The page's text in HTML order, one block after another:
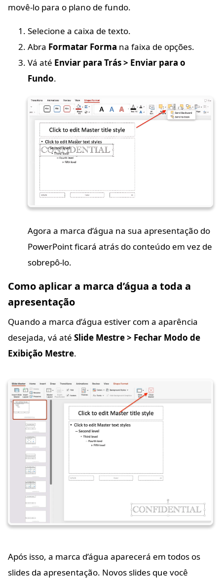
movê-lo para o plano de fundo.
Selecione a caixa de texto.
Abra Formatar Forma na faixa de opções.
Vá até Enviar para Trás > Enviar para o
Fundo.
Agora a marca d’água na sua apresentação do
PowerPoint ficará atrás do conteúdo em vez de
sobrepô-lo.
Como aplicar a marca d’água a toda a
apresentação
Quando a marca d’água estiver com a aparência
desejada, vá até Slide Mestre > Fechar Modo de
Exibição Mestre.
Após isso, a marca d’água aparecerá em todos os
slides da apresentação. Novos slides que você